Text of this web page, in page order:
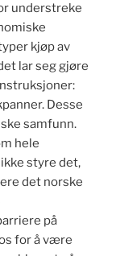
understreke
kjøp av
lar seg gjøre
Desse
samfunn.
hele
styre det,
det norske
på
for å være